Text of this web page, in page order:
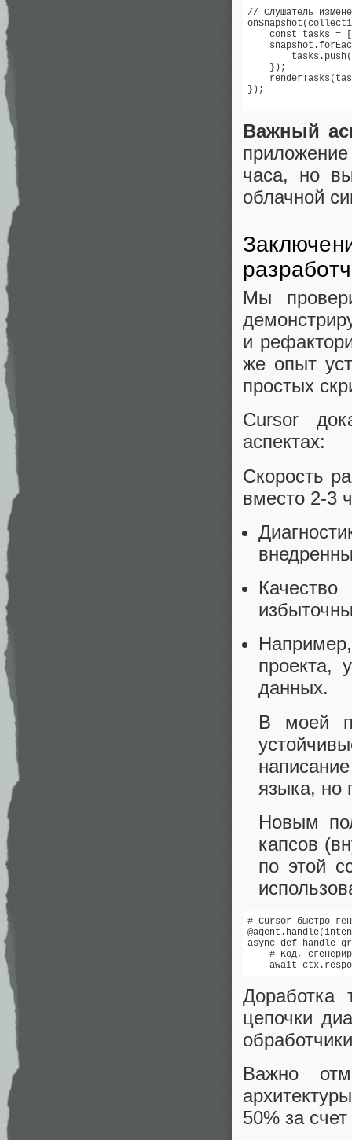
// Слушатель
const tasks =
    });
});
Важный
часа, но
облачной
Мы
и
же опыт
простых
Cursor
аспектах:
Скорость
вместо 2-3
проекта,
данных.
В моей
языка, но
Новым
капсов
по этой
# Cursor быстро
async def
# Код,
Доработка
цепочки
Важно
50% за